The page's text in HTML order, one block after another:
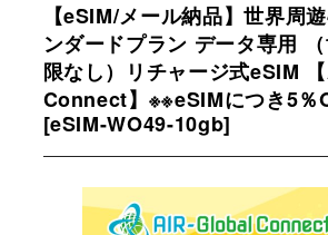
【eSIM/メール納品】世界周
ンダードプラン データ専用
限なし）リチャージ式eSIM
Connect】※※eSIMにつき5％
[eSIM-WO49-10gb]